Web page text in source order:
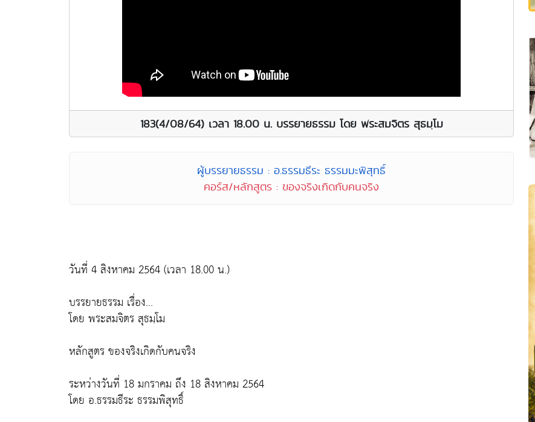
183(4/08/64) เวลา 18.00 น. บรรยายธรรม โดย พระสมจิตร สุธมฺโม
ผู้บรรยายธรรม : อ.ธรรมธีระ ธรรมมะพิสุทธิ์
คอร์ส/หลักสูตร : ของจริงเกิดกับคนจริง
วันที่ 4 สิงหาคม 2564 (เวลา 18.00 น.)
บรรยายธรรม เรื่อง...
โดย พระสมจิตร สุธมฺโม
หลักสูตร ของจริงเกิดกับคนจริง
ระหว่างวันที่ 18 มกราคม ถึง 18 สิงหาคม 2564
โดย อ.ธรรมธีระ ธรรมพิสุทธิ์